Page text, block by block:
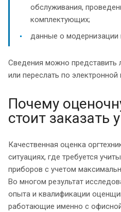
обслуживания,
комплектующих;
данные о модернизации
Сведения можно представить
или переслать по электронной
Почему
стоит заказать
Качественная оценка
ситуациях, где требуется
приборов с учетом
Во многом результат
опыта и квалификации
работающие именно с